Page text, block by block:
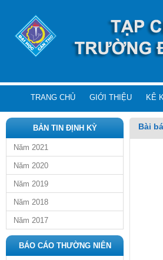
TRANG CHỦ GIỚI THIỆU KÊ
BẢN TIN ĐỊNH KỲ
Năm 2021
Năm 2020
Năm 2019
Năm 2018
Năm 2017
BÁO CÁO THƯỜNG NIÊN
Bài